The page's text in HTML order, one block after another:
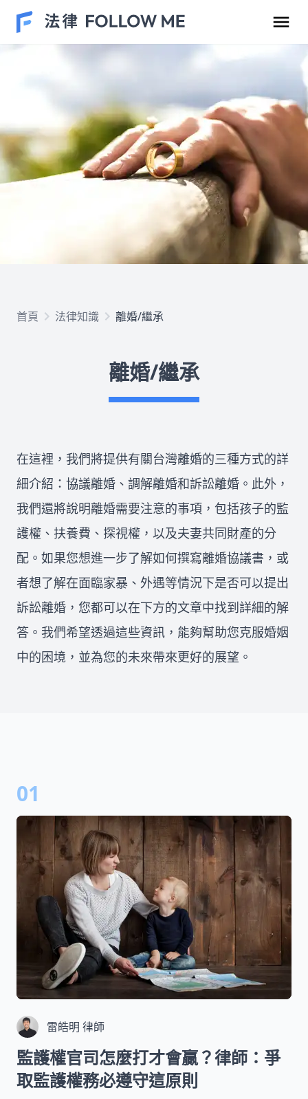
刑事案件
勞資爭議
欠錢不還
律師推薦
所有文章 免費法律諮詢
首頁 法律知識 離婚/繼承
離婚/繼承
在這裡，我們將提供有關台灣離婚的三種方式的詳
細介紹：協議離婚、調解離婚和訴訟離婚。此外，
我們還將說明離婚需要注意的事項，包括孩子的監
護權、扶養費、探視權，以及夫妻共同財產的分
配。如果您想進一步了解如何撰寫離婚協議書，或
者想了解在面臨家暴、外遇等情況下是否可以提出
訴訟離婚，您都可以在下方的文章中找到詳細的解
答。我們希望透過這些資訊，能夠幫助您克服婚姻
中的困境，並為您的未來帶來更好的展望。
01
雷皓明 律師
監護權官司怎麼打才會贏？律師：爭
取監護權務必遵守這原則